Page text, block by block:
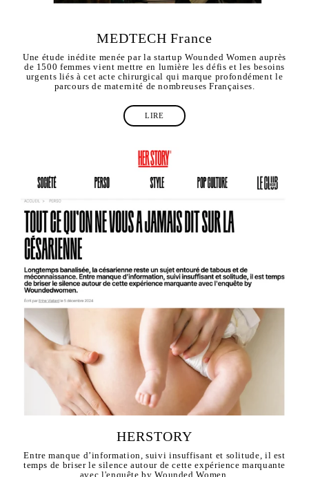
MEDTECH France
Une étude inédite menée par la startup Wounded Women auprès
de 1500 femmes vient mettre en lumière les défis et les besoins
urgents liés à cet acte chirurgical qui marque profondément le
parcours de maternité de nombreuses Françaises.
LIRE
HERSTORY
Entre manque d’information, suivi insuffisant et solitude, il est
temps de briser le silence autour de cette expérience marquante